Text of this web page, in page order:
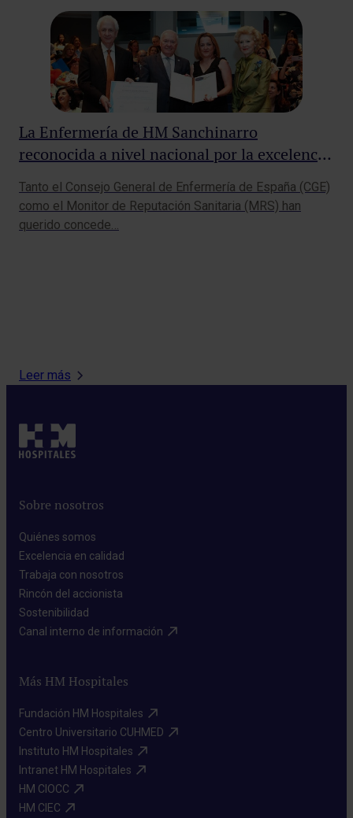
La Enfermería de HM Sanchinarro
reconocida a nivel nacional por la excelencia
en su labor asistencial y terapéutica
Tanto el Consejo General de Enfermería de España (CGE)
como el Monitor de Reputación Sanitaria (MRS) han
querido concede…
Leer más
Sobre nosotros
Quiénes somos​
Excelencia en calidad​
Trabaja con nosotros​
Rincón del accionista​
Sostenibilidad​
Canal interno de información​
Más HM Hospitales
Fundación HM Hospitales​
Centro Universitario CUHMED​
Instituto HM Hospitales​
Intranet HM Hospitales​
HM CIOCC​
HM CIEC​